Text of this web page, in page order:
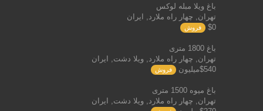
باغ ویلا مبله لوکس
تهران, چهار راه ملارد, ایران
$0
فروش
باغ 1800 متری
تهران, چهار راه ملارد, ویلا دشت, ایران
$540میلیون
فروش
باغ میوه 1500 متری
تهران, چهار راه ملارد, ویلا دشت, ایران